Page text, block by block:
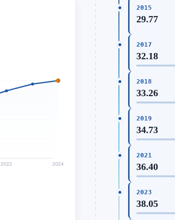
2022 2024
2015
29.77
2017
32.18
2018
33.26
2019
34.73
2021
36.40
2023
38.05